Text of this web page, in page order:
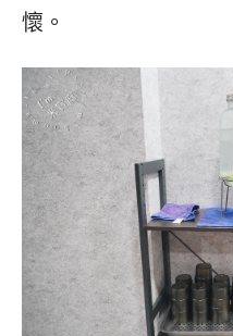
懷。